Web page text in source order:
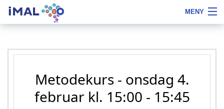
iMAL MENY
Kurs
Bokstavfilmer
Hopp
innhold
Fontstørrelse
Metodekurs - onsdag 4.
februar kl. 15:00 - 15:45